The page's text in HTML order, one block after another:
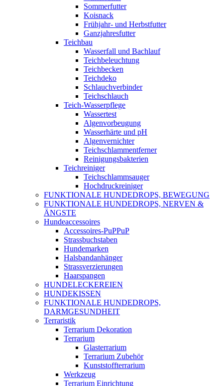
Sommerfutter
Koisnack
Frühjahr- und Herbstfutter
Ganzjahresfutter
Teichbau
Wasserfall und Bachlauf
Teichbeleuchtung
Teichbecken
Teichdeko
Schlauchverbinder
Teichschlauch
Teich-Wasserpflege
Wassertest
Algenvorbeugung
Wasserhärte und pH
Algenvernichter
Teichschlammentferner
Reinigungsbakterien
Teichreiniger
Teichschlammsauger
Hochdruckreiniger
FUNKTIONALE HUNDEDROPS, BEWEGUNG
FUNKTIONALE HUNDEDROPS, NERVEN &
ÄNGSTE
Hundeaccessoires
Accessoires-PuPPuP
Strassbuchstaben
Hundemarken
Halsbandanhänger
Strassverzierungen
Haarspangen
HUNDELECKEREIEN
HUNDEKISSEN
FUNKTIONALE HUNDEDROPS,
DARMGESUNDHEIT
Terraristik
Terrarium Dekoration
Terrarium
Glasterrarium
Terrarium Zubehör
Kunststoffterrarium
Werkzeug
Terrarium Einrichtung